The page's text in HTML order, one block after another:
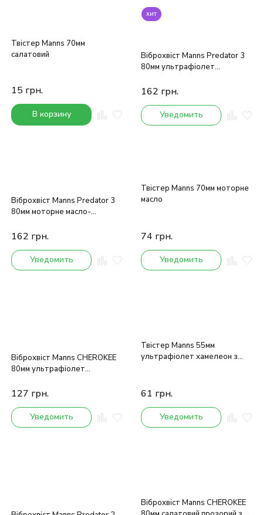
Твістер Manns 70мм
салатовий
15 грн.
В корзину
хит
Віброхвіст Manns Predator 3
80мм ультрафіолет
162 грн.
Уведомить
Віброхвіст Manns Predator 3
80мм моторне масло-
162 грн.
Уведомить
Твістер Manns 70мм моторне
масло
74 грн.
Уведомить
Віброхвіст Manns CHEROKEE
80мм ультрафіолет
127 грн.
Уведомить
Твістер Manns 55мм
ультрафіолет хамелеон з
61 грн.
Уведомить
Віброхвіст Manns CHEROKEE